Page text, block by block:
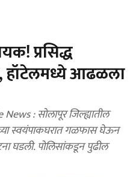
प्रसिद्ध
हॉटेलमध्ये आढळला
स्वयंपाकघरात गळफास घेऊन
घडली. पोलिसांकडून पुढील